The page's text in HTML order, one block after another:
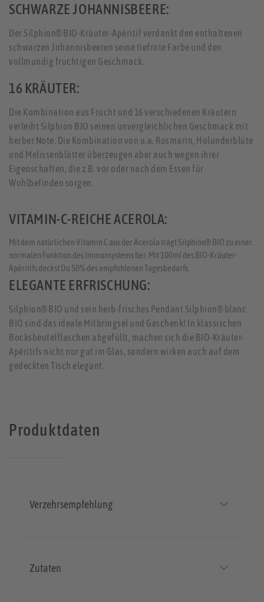
SCHWARZE JOHANNISBEERE:
Der Silphion® BIO-Kräuter-Apéritif verdankt den enthaltenen
schwarzen Johannisbeeren seine tiefrote Farbe und den
vollmundig fruchtigen Geschmack.
16 KRÄUTER:
Die Kombination aus Frucht und 16 verschiedenen Kräutern
verleiht Silphion BIO seinen unvergleichlichen Geschmack mit
herber Note. Die Kombination von u.a. Rosmarin, Holunderblüte
und Melissenblätter überzeugen aber auch wegen ihrer
Eigenschaften, die z.B. vor oder nach dem Essen für
Wohlbefinden sorgen.
VITAMIN-C-REICHE ACEROLA:
Mit dem natürlichen Vitamin C aus der Acerola trägt Silphion® BIO zu einer
normalen Funktion des Immunsystems bei. Mit 100ml des BIO-Kräuter-
Apéritifs deckst Du 50% des empfohlenen Tagesbedarfs.
ELEGANTE ERFRISCHUNG:
Silphion® BIO und sein herb-frisches Pendant Silphion® blanc
BIO sind das ideale Mitbringsel und Geschenk! In klassischen
Bocksbeutelflaschen abgefüllt, machen sich die BIO-Kräuter-
Apéritifs nicht nur gut im Glas, sondern wirken auch auf dem
gedeckten Tisch elegant.
Produktdaten
Verzehrsempfehlung
Zutaten